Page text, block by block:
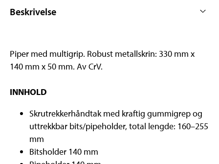
Beskrivelse
Piper med multigrip. Robust metallskrin: 330 mm x
140 mm x 50 mm. Av CrV.
INNHOLD
Skrutrekkerhåndtak med kraftig gummigrep og
uttrekkbar bits/pipeholder, total lengde: 160–255
mm
Bitsholder 140 mm